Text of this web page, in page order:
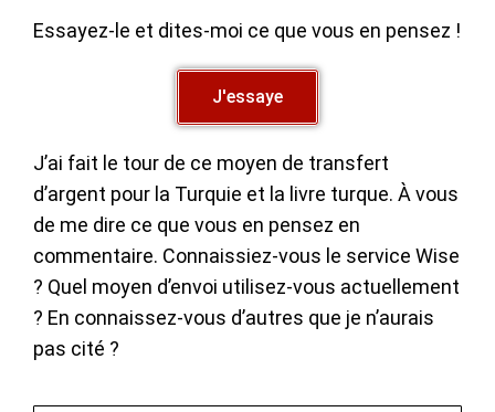
Essayez-le et dites-moi ce que vous en pensez !
J'essaye
J’ai fait le tour de ce moyen de transfert
d’argent pour la Turquie et la livre turque. À vous
de me dire ce que vous en pensez en
commentaire. Connaissiez-vous le service Wise
? Quel moyen d’envoi utilisez-vous actuellement
? En connaissez-vous d’autres que je n’aurais
pas cité ?